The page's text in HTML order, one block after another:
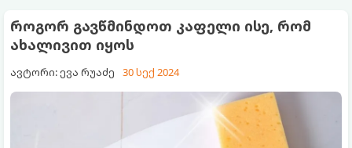
როგორ გავწმინდოთ კაფელი ისე, რომ
ახალივით იყოს
ავტორი: ევა რუაძე 30 სექ 2024